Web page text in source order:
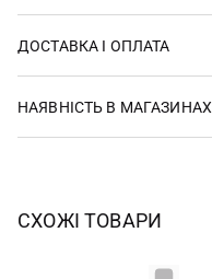
ДОСТАВКА І ОПЛАТА
НАЯВНІСТЬ В МАГАЗИНАХ
СХОЖІ ТОВАРИ